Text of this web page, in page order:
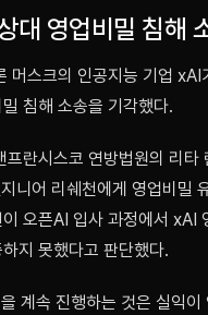
대 영업비밀 침해
머스크의 인공지능 기업 xAI
침해 소송을 기각했다.
란시스코 연방법원의 리타
니어 리쉐천에게 영업비밀
오픈AI 입사 과정에서 xAI
지 못했다고 판단했다.
계속 진행하는 것은 실익이